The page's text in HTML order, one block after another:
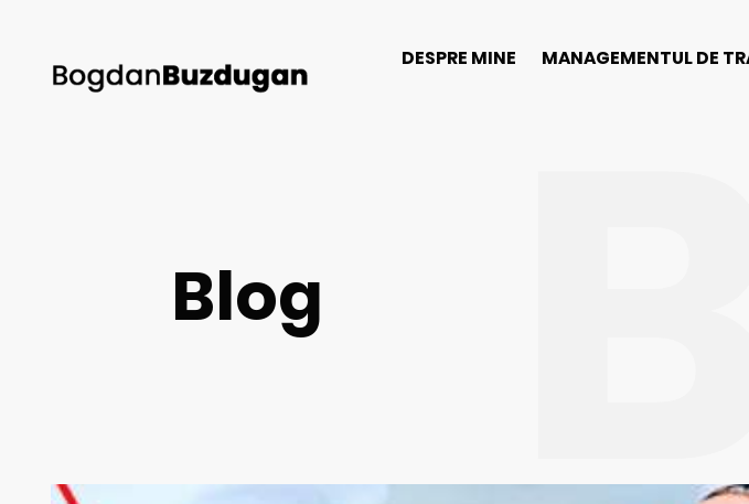
DESPRE MINE MANAGEMENTUL DE
Blog